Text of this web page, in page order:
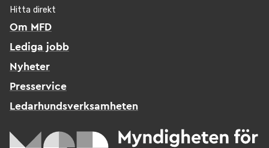
Hitta direkt
Om MFD
Lediga jobb
Nyheter
Presservice
Ledarhundsverksamheten